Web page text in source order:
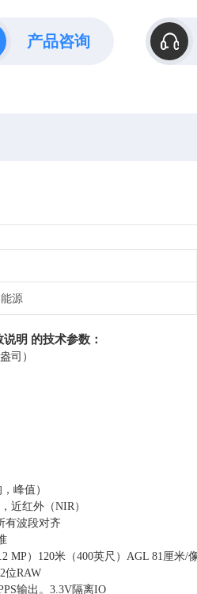
产品咨询
源
明 ​的技术参数：
司）
峰值）
近红外（NIR）
有波段对齐
MP）120米（400英尺）AGL 81厘米/
位RAW
输出。3.3V隔离IO